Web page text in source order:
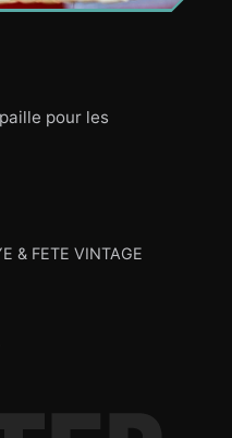
pour les
& FETE VINTAGE